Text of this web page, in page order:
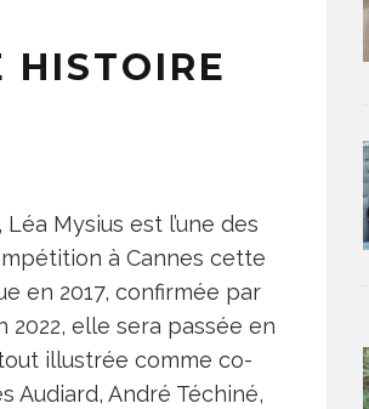
HISTOIRE
Mysius est l’une des
à Cannes cette
en 2017, confirmée par
2022, elle sera passée en
illustrée comme co-
Audiard, André Téchiné,